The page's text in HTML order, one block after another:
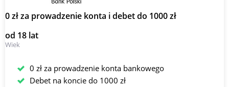
0 zł za prowadzenie konta i debet do 1000 zł
od 18 lat
Wiek
0 zł za prowadzenie konta bankowego
Debet na koncie do 1000 zł